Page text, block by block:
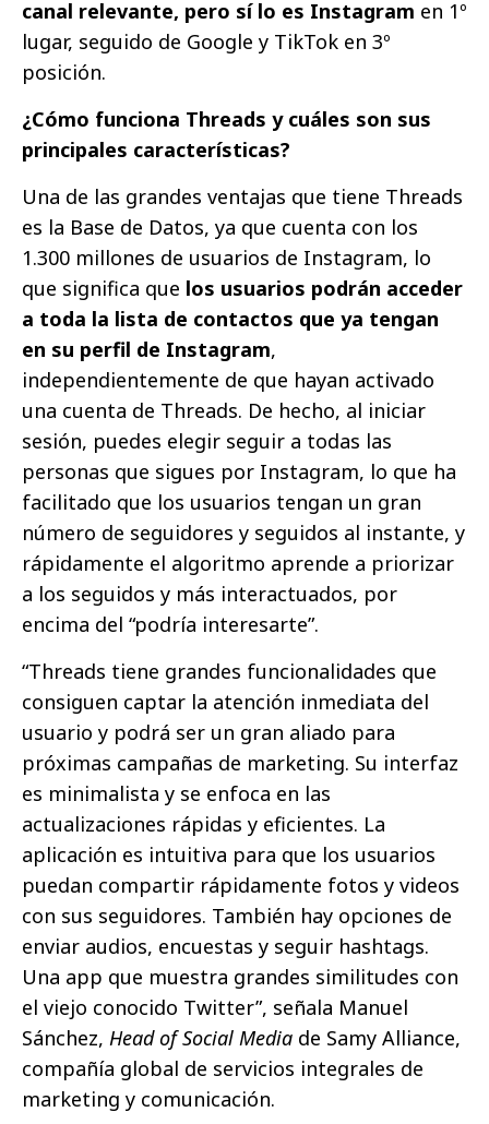
canal relevante, pero sí lo es Instagram en 1º
lugar, seguido de Google y TikTok en 3º
posición.
¿Cómo funciona Threads y cuáles son sus
principales características?
Una de las grandes ventajas que tiene Threads
es la Base de Datos, ya que cuenta con los
1.300 millones de usuarios de Instagram, lo
que significa que los usuarios podrán acceder
a toda la lista de contactos que ya tengan
en su perfil de Instagram,
independientemente de que hayan activado
una cuenta de Threads. De hecho, al iniciar
sesión, puedes elegir seguir a todas las
personas que sigues por Instagram, lo que ha
facilitado que los usuarios tengan un gran
número de seguidores y seguidos al instante, y
rápidamente el algoritmo aprende a priorizar
a los seguidos y más interactuados, por
encima del “podría interesarte”.
“Threads tiene grandes funcionalidades que
consiguen captar la atención inmediata del
usuario y podrá ser un gran aliado para
próximas campañas de marketing. Su interfaz
es minimalista y se enfoca en las
actualizaciones rápidas y eficientes. La
aplicación es intuitiva para que los usuarios
puedan compartir rápidamente fotos y videos
con sus seguidores. También hay opciones de
enviar audios, encuestas y seguir hashtags.
Una app que muestra grandes similitudes con
el viejo conocido Twitter”, señala Manuel
Sánchez, Head of Social Media de Samy Alliance,
compañía global de servicios integrales de
marketing y comunicación.